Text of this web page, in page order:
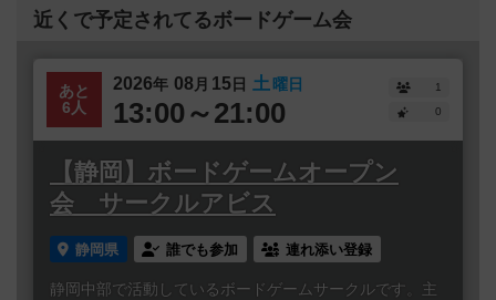
近くで予定されてるボードゲーム会
あと
6人
2026年 08 月 15日 土曜日
13:00～21:00
1
0
【静岡】ボードゲームオープン
会 サークルアビス
静岡県 誰でも参加 連れ添い登録
静岡中部で活動しているボードゲームサークルです。主